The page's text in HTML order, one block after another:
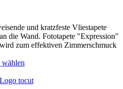
und kratzfeste Vliestapete
die Wand. Fototapete "Expression"
zum effektiven Zimmerschmuck